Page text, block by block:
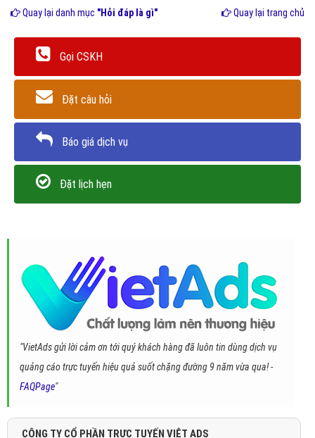
Quay lại danh mục "Hỏi đáp là gì" Quay lại trang chủ
Gọi CSKH
Đặt câu hỏi
Báo giá dịch vụ
Đặt lịch hẹn
"VietAds gửi lời cảm ơn tới quý khách hàng đã luôn tin dùng dịch vụ
quảng cáo trực tuyến hiệu quả suốt chặng đường 9 năm vừa qua! -
FAQPage"
CÔNG TY CỔ PHẦN TRỰC TUYẾN VIỆT ADS